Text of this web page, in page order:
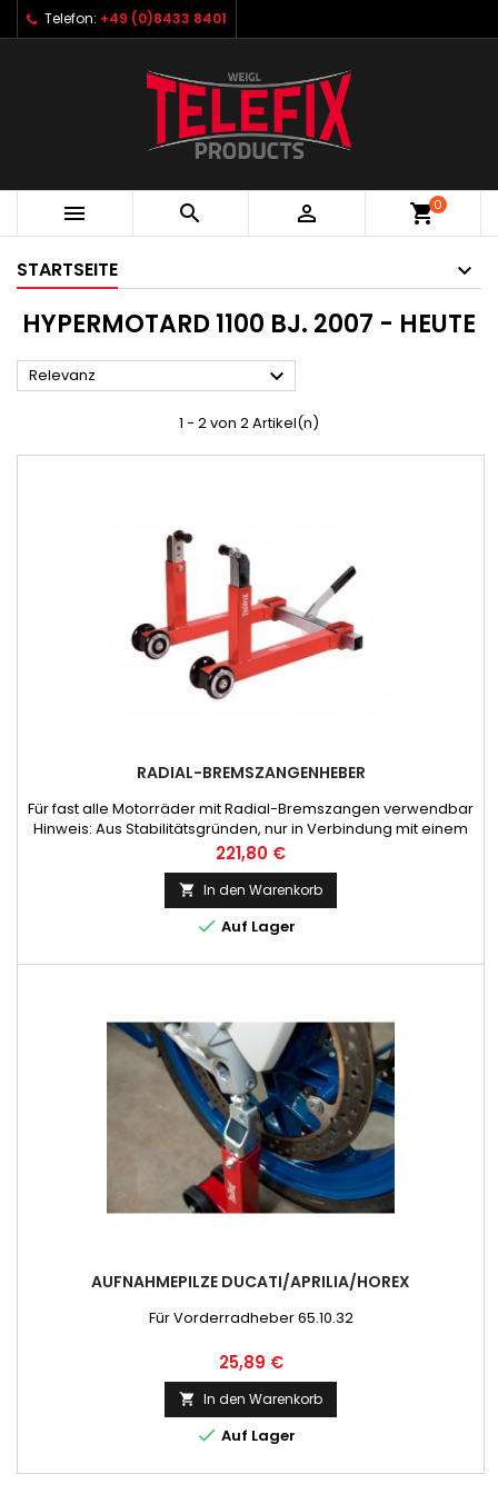
Telefon: +49 (0)8433 8401
   shopping_cart0
STARTSEITE
HYPERMOTARD 1100 BJ. 2007 - HEUTE
Relevanz 
1 - 2 von 2 Artikel(n)
RADIAL-BREMSZANGENHEBER
Für fast alle Motorräder mit Radial-Bremszangen verwendbar
Hinweis: Aus Stabilitätsgründen, nur in Verbindung mit einem
Hinterradheber oder Hauptständer verwenden!
Preis
221,80 €
 In den Warenkorb
 Auf Lager
AUFNAHMEPILZE DUCATI/APRILIA/HOREX
Für Vorderradheber 65.10.32
Preis
25,89 €
 In den Warenkorb
 Auf Lager